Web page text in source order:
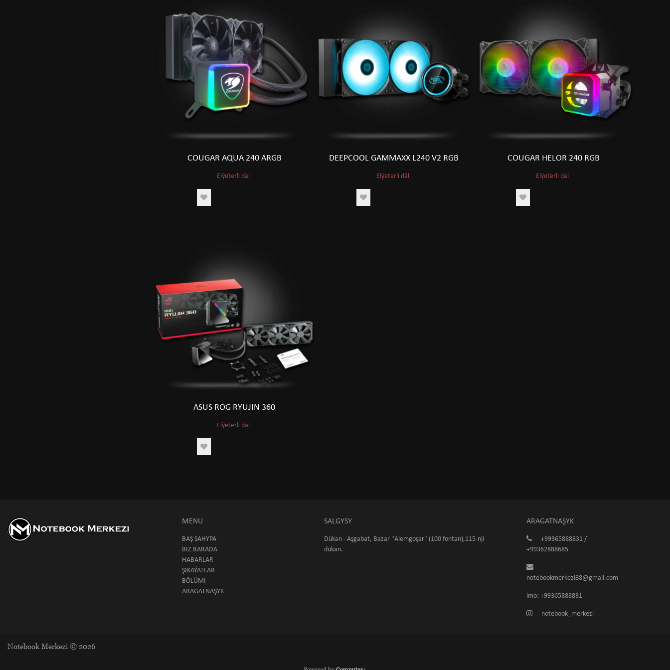
COUGAR AQUA 240 ARGB
Elýeterli däl
DEEPCOOL GAMMAXX L240 V2 RGB
Elýeterli däl
COUGAR HELOR 240 RGB
Elýeterli däl
ASUS ROG RYUJIN 360
Elýeterli däl
MENU
BAŞ SAHYPA
BIZ BARADA
HABARLAR
ŞIKAÝATLAR
BÖLÜMI
ARAGATNAŞYK
SALGYSY
Dükan - Aşgabat, Bazar "Alemgoşar" (100 fontan),115-nji
dükan.
ARAGATNAŞYK
+99365888831 /
+99362888685
notebookmerkezi88@gmail.com
imo: +99365888831
notebook_merkezi
Notebook Merkezi © 2026